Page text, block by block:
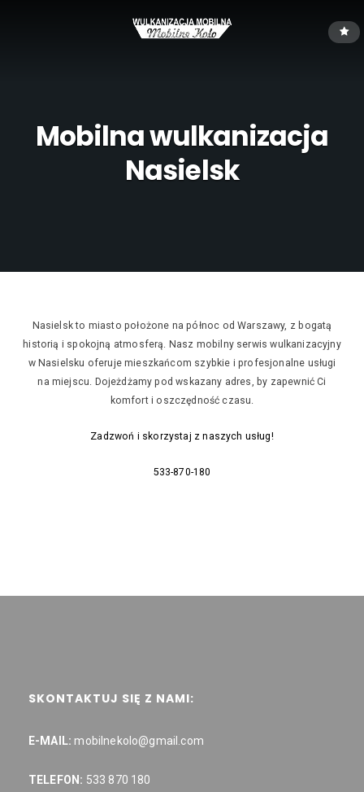
Mobilna wulkanizacja
Nasielsk
Nasielsk to miasto położone na północ od Warszawy, z bogatą
historią i spokojną atmosferą. Nasz mobilny serwis wulkanizacyjny
w Nasielsku oferuje mieszkańcom szybkie i profesjonalne usługi
na miejscu. Dojeżdżamy pod wskazany adres, by zapewnić Ci
komfort i oszczędność czasu.
Zadzwoń i skorzystaj z naszych usług!
533-870-180
SKONTAKTUJ SIĘ Z NAMI:
E-MAIL: mobilnekolo@gmail.com
TELEFON: 533 870 180